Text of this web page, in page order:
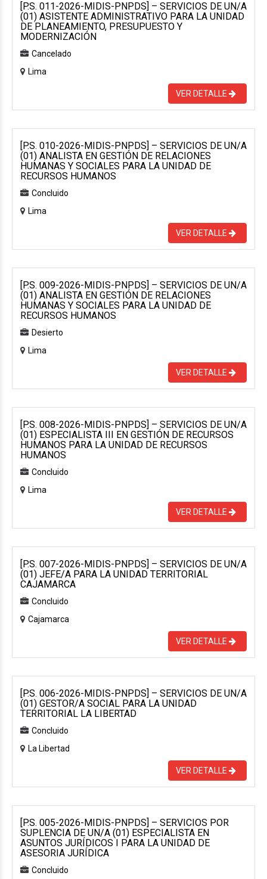
[P.S. 011-2026-MIDIS-PNPDS] – SERVICIOS DE UN/A
(01) ASISTENTE ADMINISTRATIVO PARA LA UNIDAD
DE PLANEAMIENTO, PRESUPUESTO Y
MODERNIZACIÓN
Cancelado
Lima
VER DETALLE
[P.S. 010-2026-MIDIS-PNPDS] – SERVICIOS DE UN/A
(01) ANALISTA EN GESTIÓN DE RELACIONES
HUMANAS Y SOCIALES PARA LA UNIDAD DE
RECURSOS HUMANOS
Concluido
Lima
VER DETALLE
[P.S. 009-2026-MIDIS-PNPDS] – SERVICIOS DE UN/A
(01) ANALISTA EN GESTIÓN DE RELACIONES
HUMANAS Y SOCIALES PARA LA UNIDAD DE
RECURSOS HUMANOS
Desierto
Lima
VER DETALLE
[P.S. 008-2026-MIDIS-PNPDS] – SERVICIOS DE UN/A
(01) ESPECIALISTA III EN GESTIÓN DE RECURSOS
HUMANOS PARA LA UNIDAD DE RECURSOS
HUMANOS
Concluido
Lima
VER DETALLE
[P.S. 007-2026-MIDIS-PNPDS] – SERVICIOS DE UN/A
(01) JEFE/A PARA LA UNIDAD TERRITORIAL
CAJAMARCA
Concluido
Cajamarca
VER DETALLE
[P.S. 006-2026-MIDIS-PNPDS] – SERVICIOS DE UN/A
(01) GESTOR/A SOCIAL PARA LA UNIDAD
TERRITORIAL LA LIBERTAD
Concluido
La Libertad
VER DETALLE
[P.S. 005-2026-MIDIS-PNPDS] – SERVICIOS POR
SUPLENCIA DE UN/A (01) ESPECIALISTA EN
ASUNTOS JURÍDICOS I PARA LA UNIDAD DE
ASESORIA JURÍDICA
Concluido